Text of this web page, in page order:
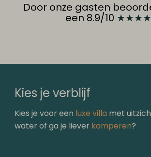
Door onze gasten
een 8.9/10 ★★★★
Kies je verblijf
Kies je voor een luxe villa met
water of ga je liever kamperen?